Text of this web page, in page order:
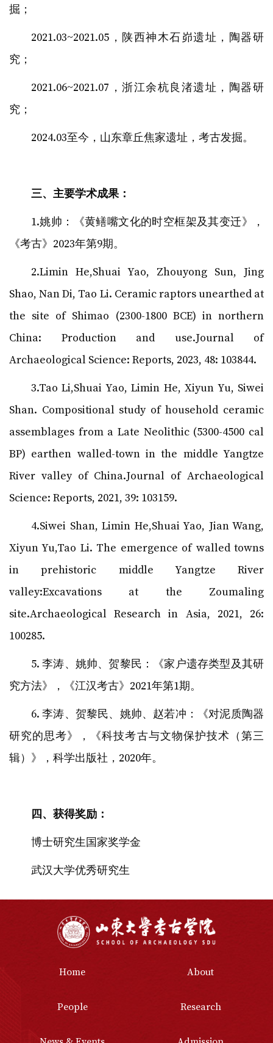
掘；
2021.03~2021.05，陕西神木石峁遗址，陶器研
究；
2021.06~2021.07，浙江余杭良渚遗址，陶器研
究；
2024.03至今，山东章丘焦家遗址，考古发掘。
三、主要学术成果：
1.姚帅：《黄鳝嘴文化的时空框架及其变迁》，
《考古》2023年第9期。
2.Limin He,Shuai Yao, Zhouyong Sun, Jing
Shao, Nan Di, Tao Li. Ceramic raptors unearthed at
the site of Shimao (2300-1800 BCE) in northern
China: Production and use.Journal of
Archaeological Science: Reports, 2023, 48: 103844.
3.Tao Li,Shuai Yao, Limin He, Xiyun Yu, Siwei
Shan. Compositional study of household ceramic
assemblages from a Late Neolithic (5300-4500 cal
BP) earthen walled-town in the middle Yangtze
River valley of China.Journal of Archaeological
Science: Reports, 2021, 39: 103159.
4.Siwei Shan, Limin He,Shuai Yao, Jian Wang,
Xiyun Yu,Tao Li. The emergence of walled towns
in prehistoric middle Yangtze River
valley:Excavations at the Zoumaling
site.Archaeological Research in Asia, 2021, 26:
100285.
5. 李涛、姚帅、贺黎民：《家户遗存类型及其研
究方法》，《江汉考古》2021年第1期。
6. 李涛、贺黎民、姚帅、赵若冲：《对泥质陶器
研究的思考》，《科技考古与文物保护技术（第三
辑）》，科学出版社，2020年。
四、获得奖励：
博士研究生国家奖学金
武汉大学优秀研究生
Home About
People Research